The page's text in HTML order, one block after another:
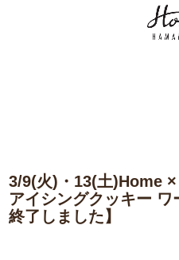
3/9(火)・13(土)Home
アイシングクッキー
終了しました】